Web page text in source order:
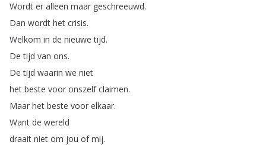
Wordt er alleen maar geschreeuwd.
Dan wordt het crisis.
Welkom in de nieuwe tijd.
De tijd van ons.
De tijd waarin we niet
het beste voor onszelf claimen.
Maar het beste voor elkaar.
Want de wereld
draait niet om jou of mij.